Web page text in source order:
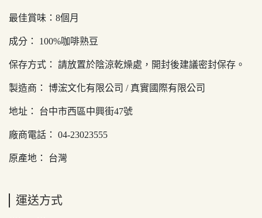
最佳賞味：8個月
成分： 100%咖啡熟豆
保存方式： 請放置於陰涼乾燥處，開封後建議密封保存。
製造商： 博浤文化有限公司 / 真實國際有限公司
地址： 台中市西區中興街47號
廠商電話： 04-23023555
原產地： 台灣
運送方式